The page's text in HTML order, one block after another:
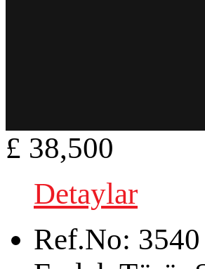
£ 38,500
Detaylar
Ref.No: 3540